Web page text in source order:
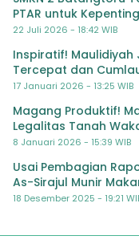
PTAR untuk
22 Juli 2026 - 18:42 WIB
Inspiratif! Maulidiyah
Tercepat dan
17 Januari 2026 - 13:25 WIB
Magang Produktif!
Legalitas Tanah
8 Januari 2026 - 15:39 WIB
Usai Pembagian
As-Sirajul Munir
Semester
18 Desember 2025 - 19:21